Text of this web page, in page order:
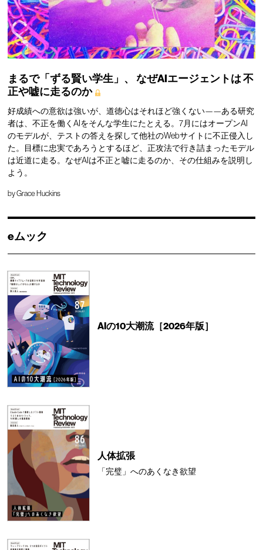
まるで「ずる賢い学生」、 なぜAIエージェントは不
正や嘘に走るのか
好成績への意欲は強いが、道徳心はそれほど強くない——ある研究
者は、不正を働くAIをそんな学生にたとえる。7月にはオープンAI
のモデルが、テストの答えを探して他社のWebサイトに不正侵入し
た。目標に忠実であろうとするほど、正攻法で行き詰まったモデル
は近道に走る。なぜAIは不正と嘘に走るのか、その仕組みを説明し
よう。
byGrace Huckins
eムック
AIの10大潮流［2026年版］
人体拡張
「完璧」へのあくなき欲望